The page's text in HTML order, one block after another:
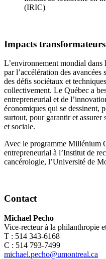
(IRIC)
Impacts transformateurs
L’environnement mondial dans
par l’accélération des
des défis sociétaux et
collectivement. Le Québec a
entrepreneurial et de
économiques qui se dessinent,
surtout, pour garantir et
et sociale.
Avec le programme Millénium
entrepreneurial à l’Institut de
cancérologie, l’Université de
Contact
Michael Pecho
Vice-recteur à la philanthropie
T : 514 343-6168
C : 514 793-7499
michael.pecho@umontreal.ca